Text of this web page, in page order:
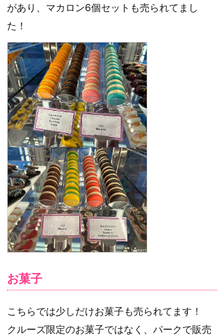
があり、マカロン6個セットも売られてまし
た！
お菓子
こちらでは少しだけお菓子も売られてます！
クルーズ限定のお菓子ではなく、パークで販売